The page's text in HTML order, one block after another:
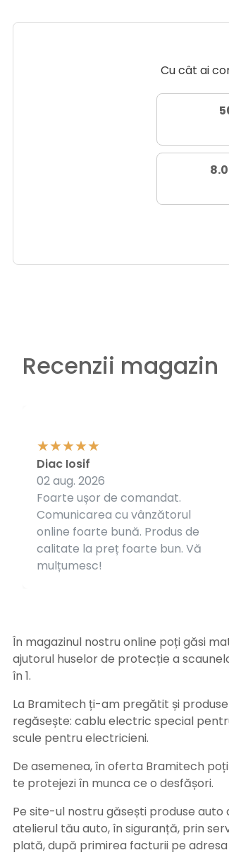
Cu cât ai
Recenzii magazin
Foarte ușor de comandat.
Comunicarea cu vânzătorul
online foarte bună. Produs de
calitate la preț foarte bun. Vă
mulțumesc!
Diac Iosif
02 aug. 2026
În magazinul nostru online poți găsi
ajutorul huselor de protecție a
în 1.
La Bramitech ți-am pregătit și
regăsește: cablu electric special
scule pentru electricieni.
De asemenea, în oferta Bramitech
te protejezi în munca ce o desfășori.
Pe site-ul nostru găsești produse
atelierul tău auto, în siguranță, prin
plată, după primirea facturii pe